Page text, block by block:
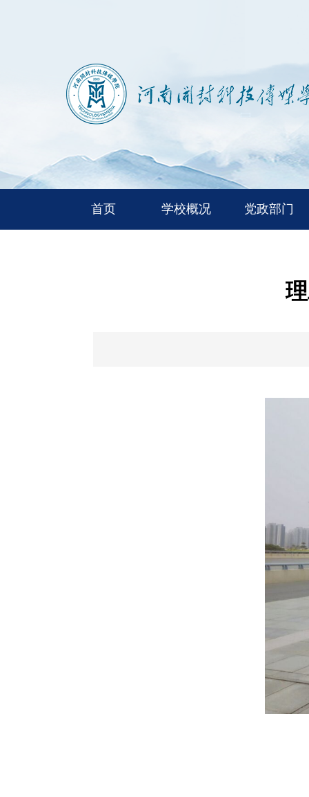
首页 学校概况 党政部门